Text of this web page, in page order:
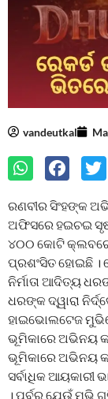
vandeutkal
ରଣବୀର ସିଂହଙ୍କ
ଅଫିସରେ ହଇଚଇ
୪୦୦ କୋଟି
ପ୍ରଶଂସିତ ହୋଇଛି ।
ନିର୍ମାତା ଆଦିତ୍ୟ
ଧରଙ୍କ ଦ୍ୱାରା
ହାଇଭୋଲଟେଜ
ଭୂମିକାରେ ଅଭିନୟ
ଭୂମିକାରେ ଅଭିନୟ
ସର୍ବାଧିକ ଆୟକାରୀ
। ପୂର୍ବରୁ ଯେଉଁ ମୁଭି